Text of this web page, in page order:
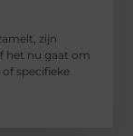
zijn
het nu gaat om
specifieke